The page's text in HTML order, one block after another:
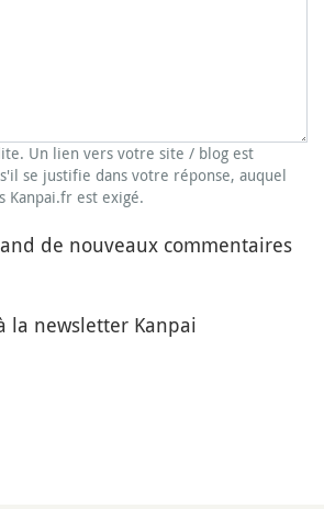
Un lien vers votre site / blog est
se justifie dans votre réponse, auquel
Kanpai.fr est exigé.
de nouveaux commentaires
la newsletter Kanpai